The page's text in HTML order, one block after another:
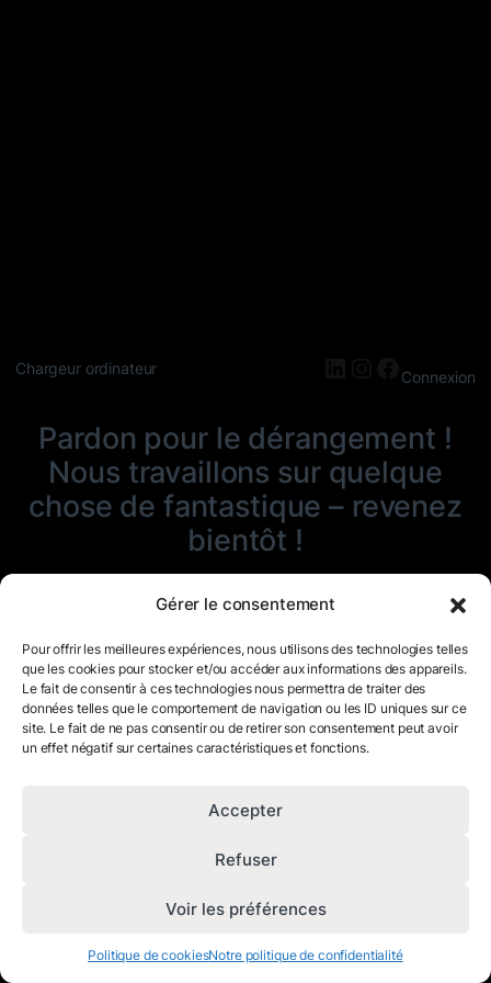
Gérer le consentement
Pour offrir les meilleures expériences, nous utilisons des technologies telles
que les cookies pour stocker et/ou accéder aux informations des appareils.
Le fait de consentir à ces technologies nous permettra de traiter des
données telles que le comportement de navigation ou les ID uniques sur ce
site. Le fait de ne pas consentir ou de retirer son consentement peut avoir
un effet négatif sur certaines caractéristiques et fonctions.
Accepter
Refuser
Voir les préférences
Politique de cookiesNotre politique de confidentialité
Chargeur ordinateur LinkedIn
Instagram
Connexion
Pardon pour le dérangement !
Nous travaillons sur quelque
chose de fantastique – revenez
bientôt !